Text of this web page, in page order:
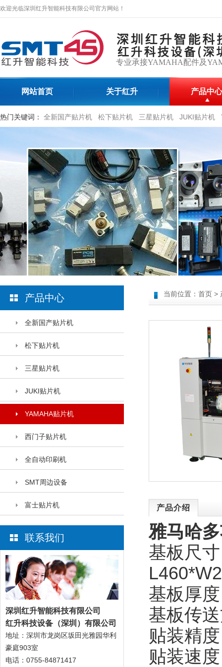
欢迎光临深圳红升智能科技有限公司官方网站！
专业承接YAMAHA配件及
网站首页 关于红升 产品中心
热门关键词： 全新国产贴片机 松下贴片机 三星贴片机 JUKI贴片机
产品中心
全新国产贴片机
松下贴片机
三星贴片机
JUKI贴片机
YAMAHA贴片机
西门子贴片机
全自动印刷机
SMT周边设备
富士贴片机
联系我们
深圳红升智能科技有限公司
红升科技设备（深圳）有限公司
地址：深圳市龙岗区坂田光雅园华利
豪庭903室
电话：0755-84871417
当前位置： 首页 >
产品介绍
雅马哈
基板尺
基板厚
基板传
贴装精
贴装速